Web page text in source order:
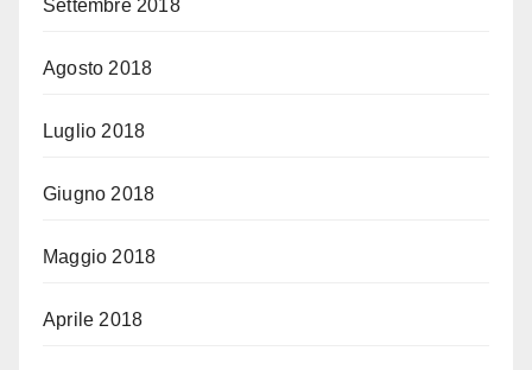
Settembre 2018
Agosto 2018
Luglio 2018
Giugno 2018
Maggio 2018
Aprile 2018